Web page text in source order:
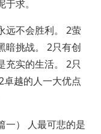
求。
远不会胜利。 2萤
暗挑战。 2只有创
充实的生活。 2只
越的人一大优点
一） 人最可悲的是